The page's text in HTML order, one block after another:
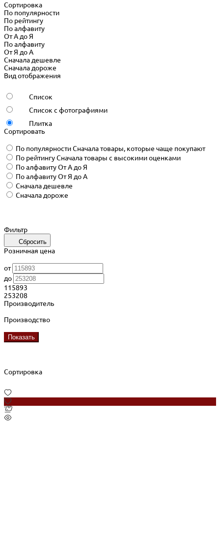
Сортировка
По популярности
По рейтингу
По алфавиту
От А до Я
По алфавиту
От Я до А
Сначала дешевле
Сначала дороже
Вид отображения
Список
Список с фотографиями
Плитка
Сортировать
По популярностиСначала товары, которые чаще покупают
По рейтингуСначала товары с высокими оценками
По алфавитуОт А до Я
По алфавитуОт Я до А
Сначала дешевле
Сначала дороже
Фильтр
Сбросить
Розничная цена
от
до
115893
253208
Производитель
Производство
Показать
Сортировка